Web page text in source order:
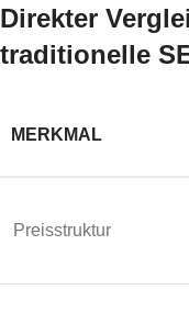
Direkter
traditionelle
MERKMAL
Preisstruktur